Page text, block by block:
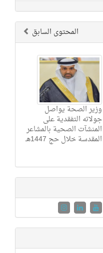
المحتوى السابق
وزير الصحة يواصل
جولاته التفقدية على
المنشآت الصحية بالمشاعر
المقدسة خلال حج 1447هـ